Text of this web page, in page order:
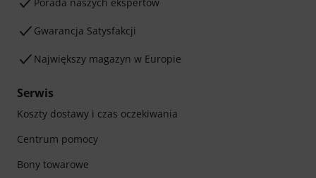
Porada naszych ekspertów
Gwarancja Satysfakcji
Największy magazyn w Europie
Serwis
Koszty dostawy i czas oczekiwania
Centrum pomocy
Bony towarowe